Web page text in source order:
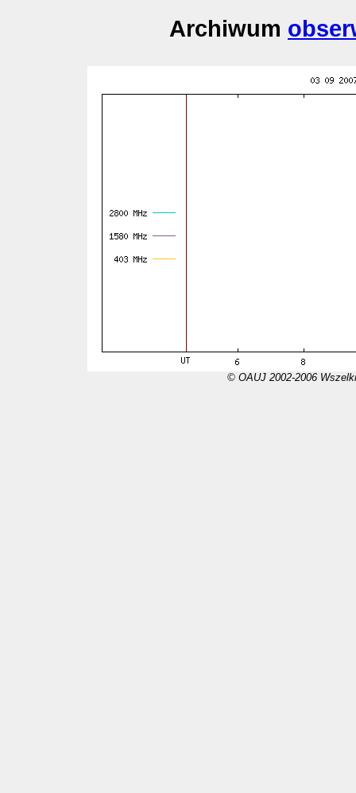
Archiwum
© OAUJ 2002-2006